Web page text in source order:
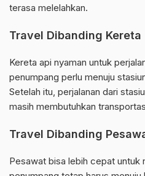
terasa melelahkan.
Travel Dibanding Kereta
Kereta api nyaman untuk
penumpang perlu menuju
Setelah itu, perjalanan dari
masih membutuhkan
Travel Dibanding
Pesawat bisa lebih cepat untuk